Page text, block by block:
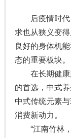
后疫情时
求也从狭义变
良好的身体机
态的重要板块。
在长期健
的首选，中式
中式传统元素
消费新动力。
“江南竹林